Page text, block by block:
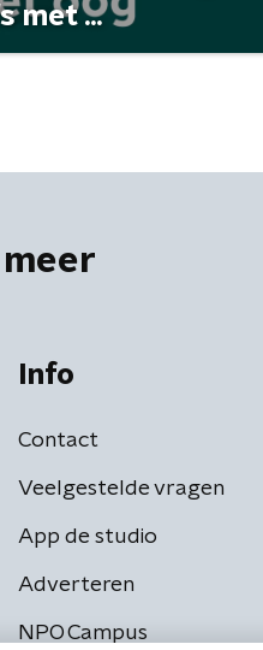
met ...
Info
Contact
Veelgestelde vragen
App de studio
Adverteren
NPO Campus